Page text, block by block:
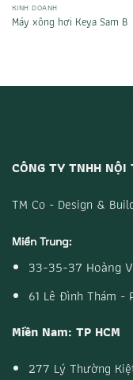
KINH DOANH
Máy xông hơi Keya Sam B
CÔNG TY TNHH
TM Co - Design &
Miền Trung:
33-35-37 Hoàng
61 Lê Đình Thám -
Miền Nam: TP HCM
277 Lý Thường